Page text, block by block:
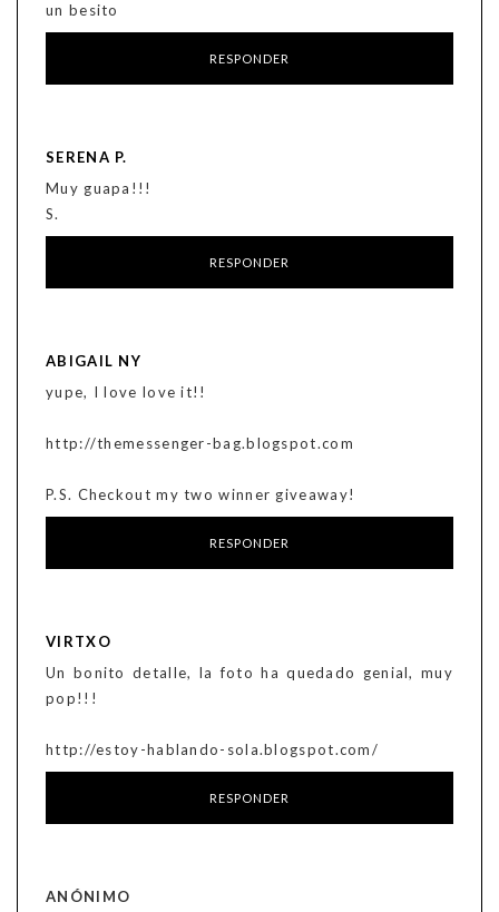
un besito
RESPONDER
SERENA P.
Muy guapa!!!
S.
RESPONDER
ABIGAIL NY
yupe, I love love it!!
http://themessenger-bag.blogspot.com
P.S. Checkout my two winner giveaway!
RESPONDER
VIRTXO
Un bonito detalle, la foto ha quedado genial, muy
pop!!!
http://estoy-hablando-sola.blogspot.com/
RESPONDER
ANÓNIMO